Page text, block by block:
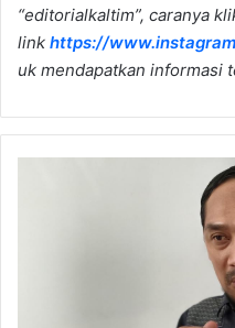
“editorialkaltim”, caranya
link https://
uk mendapatkan informasi